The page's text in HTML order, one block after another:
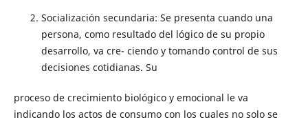
Socialización secundaria: Se presenta cuando una
persona, como resultado del lógico de su propio
desarrollo, va cre- ciendo y tomando control de sus
decisiones cotidianas. Su
proceso de crecimiento biológico y emocional le va
indicando los actos de consumo con los cuales no solo se